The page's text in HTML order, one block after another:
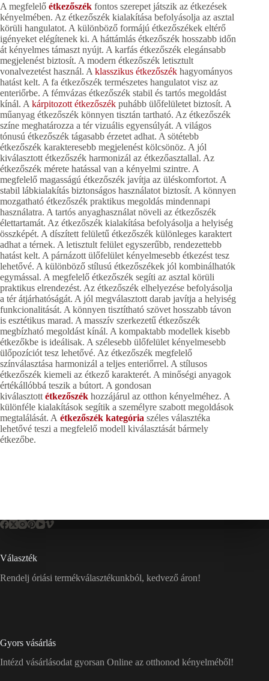
A megfelelő étkezőszék fontos szerepet játszik az étkezések
kényelmében. Az étkezőszék kialakítása befolyásolja az asztal
körüli hangulatot. A különböző formájú étkezőszékek eltérő
igényeket elégítenek ki. A háttámlás étkezőszék hosszabb időn
át kényelmes támaszt nyújt. A karfás étkezőszék elegánsabb
megjelenést biztosít. A modern étkezőszék letisztult
vonalvezetést használ. A klasszikus étkezőszék hagyományos
hatást kelt. A fa étkezőszék természetes hangulatot visz az
enteriőrbe. A fémvázas étkezőszék stabil és tartós megoldást
kínál. A kárpitozott étkezőszék puhább ülőfelületet biztosít. A
műanyag étkezőszék könnyen tisztán tartható. Az étkezőszék
színe meghatározza a tér vizuális egyensúlyát. A világos
tónusú étkezőszék tágasabb érzetet adhat. A sötétebb
étkezőszék karakteresebb megjelenést kölcsönöz. A jól
kiválasztott étkezőszék harmonizál az étkezőasztallal. Az
étkezőszék mérete hatással van a kényelmi szintre. A
megfelelő magasságú étkezőszék javítja az üléskomfortot. A
stabil lábkialakítás biztonságos használatot biztosít. A könnyen
mozgatható étkezőszék praktikus megoldás mindennapi
használatra. A tartós anyaghasználat növeli az étkezőszék
élettartamát. Az étkezőszék kialakítása befolyásolja a helyiség
összképét. A díszített felületű étkezőszék különleges karaktert
adhat a térnek. A letisztult felület egyszerűbb, rendezettebb
hatást kelt. A párnázott ülőfelület kényelmesebb étkezést tesz
lehetővé. A különböző stílusú étkezőszékek jól kombinálhatók
egymással. A megfelelő étkezőszék segíti az asztal körüli
praktikus elrendezést. Az étkezőszék elhelyezése befolyásolja
a tér átjárhatóságát. A jól megválasztott darab javítja a helyiség
funkcionalitását. A könnyen tisztítható szövet hosszabb távon
is esztétikus marad. A masszív szerkezetű étkezőszék
megbízható megoldást kínál. A kompaktabb modellek kisebb
étkezőkbe is ideálisak. A szélesebb ülőfelület kényelmesebb
ülőpozíciót tesz lehetővé. Az étkezőszék megfelelő
színválasztása harmonizál a teljes enteriőrrel. A stílusos
étkezőszék kiemeli az étkező karakterét. A minőségi anyagok
értékállóbbá teszik a bútort. A gondosan
kiválasztott étkezőszék hozzájárul az otthon kényelméhez. A
különféle kialakítások segítik a személyre szabott megoldások
megtalálását. A étkezőszék kategória széles választéka
lehetővé teszi a megfelelő modell kiválasztását bármely
étkezőbe.
Választék
Rendelj óriási termékválasztékunkból, kedvező áron!
Gyors vásárlás
Intézd vásárlásodat gyorsan Online az otthonod kényelméből!